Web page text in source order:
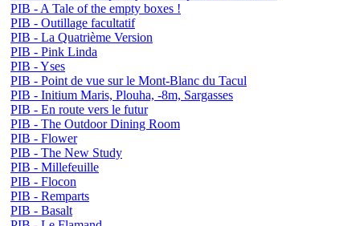
PIB - A Tale of the empty boxes !
PIB - Outillage facultatif
PIB - La Quatrième Version
PIB - Pink Linda
PIB - Yses
PIB - Point de vue sur le Mont-Blanc du Tacul
PIB - Initium Maris, Plouha, -8m, Sargasses
PIB - En route vers le futur
PIB - The Outdoor Dining Room
PIB - Flower
PIB - The New Study
PIB - Millefeuille
PIB - Flocon
PIB - Remparts
PIB - Basalt